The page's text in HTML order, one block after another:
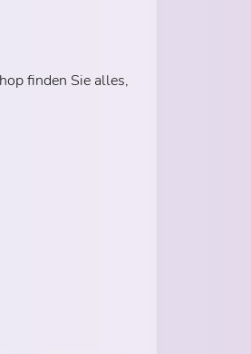
finden Sie alles,